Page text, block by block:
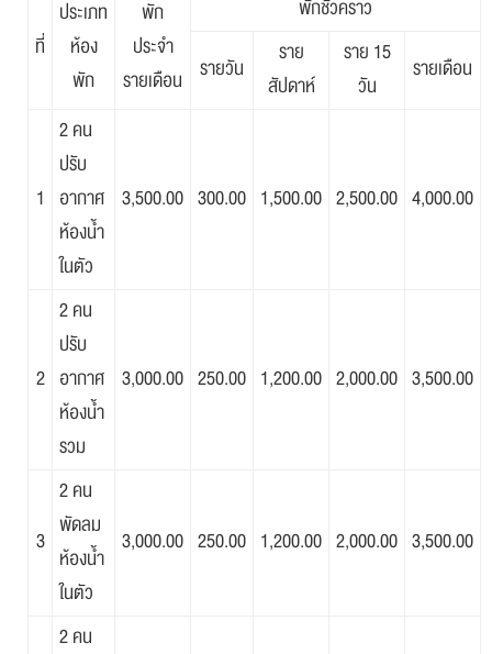
ที่
ประเภท
ห้อง
พัก
พัก
ประจำ
รายเดือน
พักชั่วคราว
รายวัน
ราย
สัปดาห์
ราย 15
วัน
รายเดือน
1
2 คน
ปรับ
อากาศ
ห้องน้ำ
ในตัว
3,500.00 300.00 1,500.00 2,500.00 4,000.00
2
2 คน
ปรับ
อากาศ
ห้องน้ำ
รวม
3,000.00 250.00 1,200.00 2,000.00 3,500.00
3
2 คน
พัดลม
ห้องน้ำ
ในตัว
3,000.00 250.00 1,200.00 2,000.00 3,500.00
2 คน